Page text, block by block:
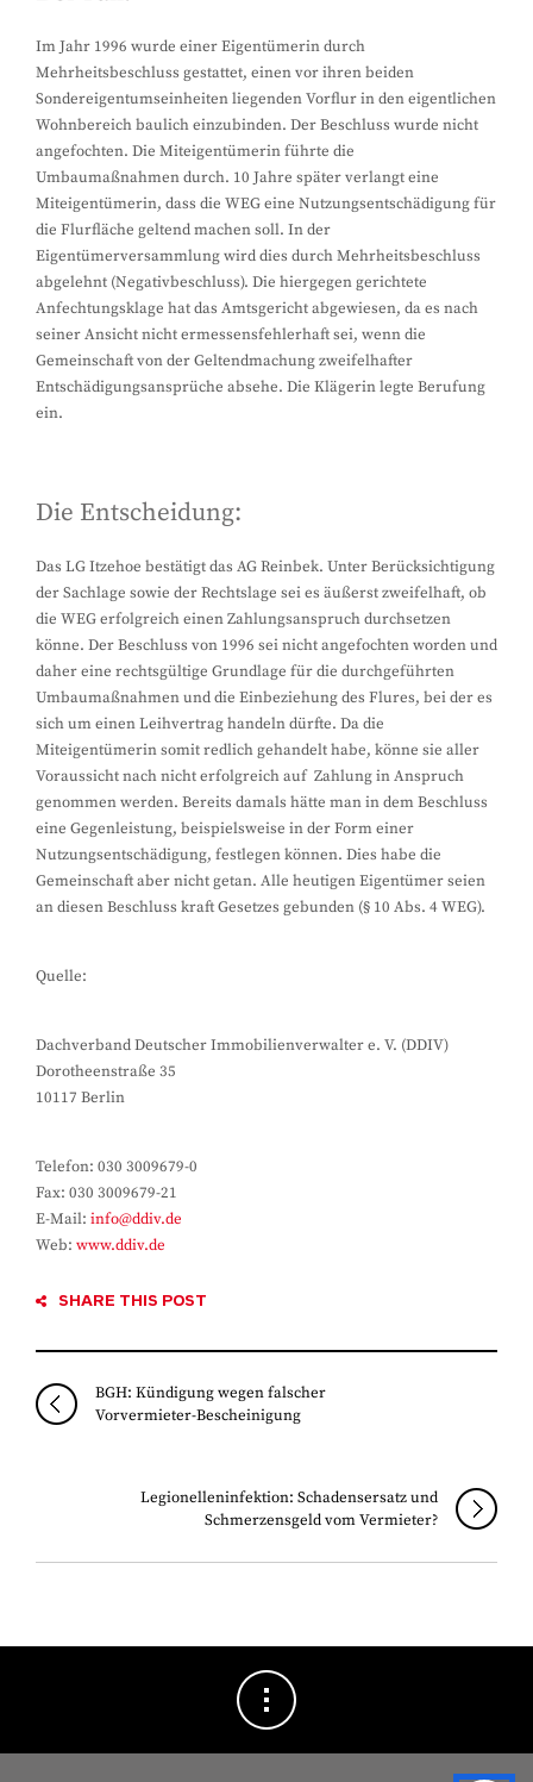
Im Jahr 1996 wurde einer Eigentümerin durch
Mehrheitsbeschluss gestattet, einen vor ihren beiden
Sondereigentumseinheiten liegenden Vorflur in den eigentlichen
Wohnbereich baulich einzubinden. Der Beschluss wurde nicht
angefochten. Die Miteigentümerin führte die
Umbaumaßnahmen durch. 10 Jahre später verlangt eine
Miteigentümerin, dass die WEG eine Nutzungsentschädigung für
die Flurfläche geltend machen soll. In der
Eigentümerversammlung wird dies durch Mehrheitsbeschluss
abgelehnt (Negativbeschluss). Die hiergegen gerichtete
Anfechtungsklage hat das Amtsgericht abgewiesen, da es nach
seiner Ansicht nicht ermessensfehlerhaft sei, wenn die
Gemeinschaft von der Geltendmachung zweifelhafter
Entschädigungsansprüche absehe. Die Klägerin legte Berufung
ein.
Die Entscheidung:
Das LG Itzehoe bestätigt das AG Reinbek. Unter Berücksichtigung
der Sachlage sowie der Rechtslage sei es äußerst zweifelhaft, ob
die WEG erfolgreich einen Zahlungsanspruch durchsetzen
könne. Der Beschluss von 1996 sei nicht angefochten worden und
daher eine rechtsgültige Grundlage für die durchgeführten
Umbaumaßnahmen und die Einbeziehung des Flures, bei der es
sich um einen Leihvertrag handeln dürfte. Da die
Miteigentümerin somit redlich gehandelt habe, könne sie aller
Voraussicht nach nicht erfolgreich auf Zahlung in Anspruch
genommen werden. Bereits damals hätte man in dem Beschluss
eine Gegenleistung, beispielsweise in der Form einer
Nutzungsentschädigung, festlegen können. Dies habe die
Gemeinschaft aber nicht getan. Alle heutigen Eigentümer seien
an diesen Beschluss kraft Gesetzes gebunden (§ 10 Abs. 4 WEG).
Quelle:
Dachverband Deutscher Immobilienverwalter e. V. (DDIV)
Dorotheenstraße 35
10117 Berlin
Telefon: 030 3009679-0
Fax: 030 3009679-21
E-Mail: info@ddiv.de
Web: www.ddiv.de
SHARE THIS POST
BGH: Kündigung wegen falscher
Vorvermieter-Bescheinigung
Legionelleninfektion: Schadensersatz und
Schmerzensgeld vom Vermieter?